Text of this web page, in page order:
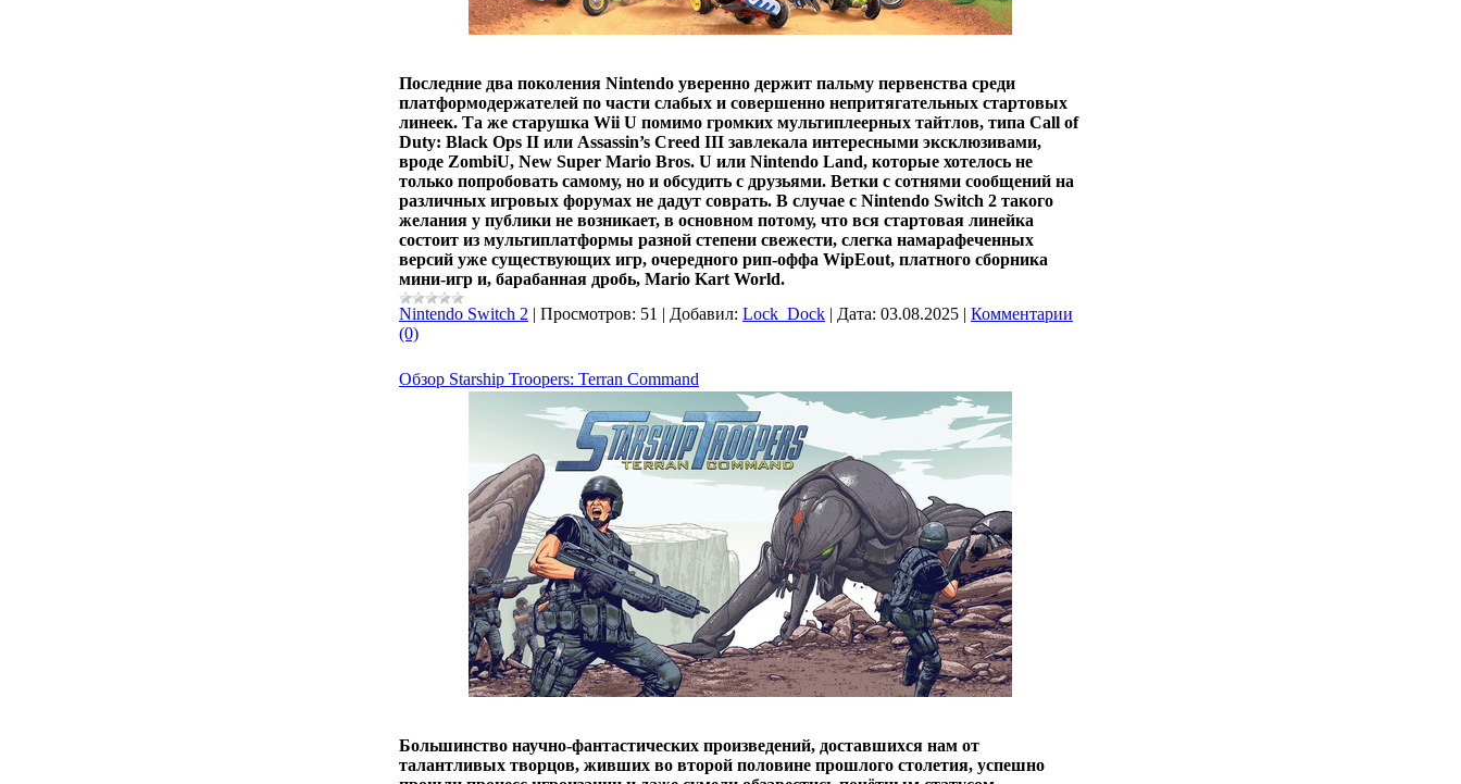
Последние два поколения Nintendo уверенно держит пальму первенства среди
платформодержателей по части слабых и совершенно непритягательных стартовых
линеек. Та же старушка Wii U помимо громких мультиплеерных тайтлов, типа Call of
Duty: Black Ops II или Assassin’s Creed III завлекала интересными эксклюзивами,
вроде ZombiU, New Super Mario Bros. U или Nintendo Land, которые хотелось не
только попробовать самому, но и обсудить с друзьями. Ветки с сотнями сообщений на
различных игровых форумах не дадут соврать. В случае с Nintendo Switch 2 такого
желания у публики не возникает, в основном потому, что вся стартовая линейка
состоит из мультиплатформы разной степени свежести, слегка намарафеченных
версий уже существующих игр, очередного рип-оффа WipEout, платного сборника
мини-игр и, барабанная дробь, Mario Kart World.
Nintendo Switch 2 | Просмотров: 51 | Добавил: Lock_Dock | Дата: 03.08.2025 | Комментарии
(0)
Обзор Starship Troopers: Terran Command
Большинство научно-фантастических произведений, доставшихся нам от
талантливых творцов, живших во второй половине прошлого столетия, успешно